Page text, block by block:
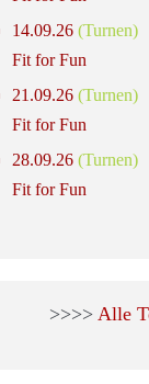
14.09.26 (Turnen)
Fit for Fun
21.09.26 (Turnen)
Fit for Fun
28.09.26 (Turnen)
Fit for Fun
>>>> Alle